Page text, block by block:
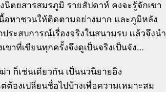
ตยสารสมรภูมิ รายสัปดาห์ คงจะรู้จักเขา
อหาชวนให้ติดตามอย่างมาก และภูมิหลัง
ระสบการณ์เรื่องจริงในสนามรบ แล้วจึงนำ
าที่เขียนทุกครั้งจึงดูเป็นจริงเป็นจัง...
ก็เช่นเดียวกัน เป็นนวนิยายอิง
องเปลี่ยนชื่อไปบ้างเพื่อความเหมาะสม